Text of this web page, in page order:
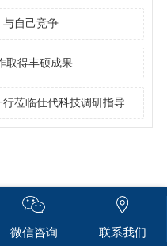
与自己竞争
取得丰硕成果
莅临仕代科技调研指导
微信咨询 联系我们